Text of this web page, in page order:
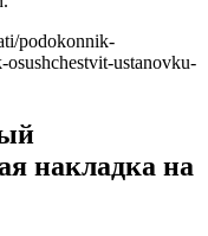
podokonnik-
ustanovku-
накладка на